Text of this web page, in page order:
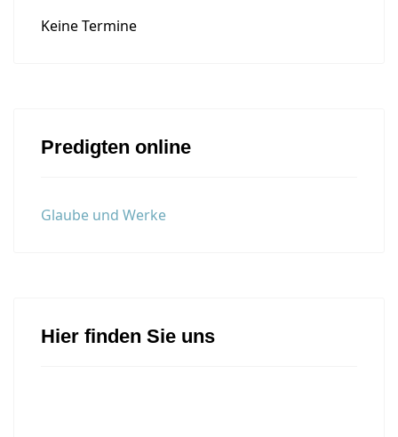
Keine Termine
Predigten online
Glaube und Werke
Hier finden Sie uns